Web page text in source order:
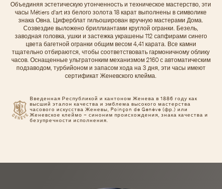
Введенная Республикой и кантоном Женева в 1886 году как
высший эталон качества и эмблема высокого мастерства
часового искусства Женевы, Poinçon de Genève (фр.) или
Женевское клеймо – синоним происхождения, знака качества и
безупречности исполнения.
Объединяя эстетическую утонченность и техническое мастерство, эти
часы Métiers d'art из белого золота 18 карат выполнены в символике
знака Овна. Циферблат гильоширован вручную мастерами Дома.
Созвездие выложено бриллиантами круглой огранки. Безель,
заводная головка, ушки и застежка украшены 112 сапфирами синего
цвета багетной огранки общим весом 4,41 карата. Все камни
тщательно отбираются, чтобы соответствовать гармоничному облику
часов. Оснащенные ультратонким механизмом 2160 с автоматическим
подзаводом, турбийоном и запасом хода на 3 дня, эти часы имеют
сертификат Женевского клейма.